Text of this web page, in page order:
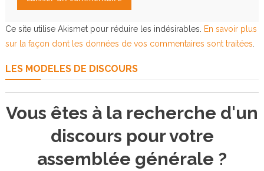
Ce site utilise Akismet pour réduire les indésirables.
En savoir plus
sur la façon dont les données de vos commentaires sont traitées
LES MODELES DE DISCOURS
Vous êtes à la recherche d'un
discours pour votre
assemblée générale ?